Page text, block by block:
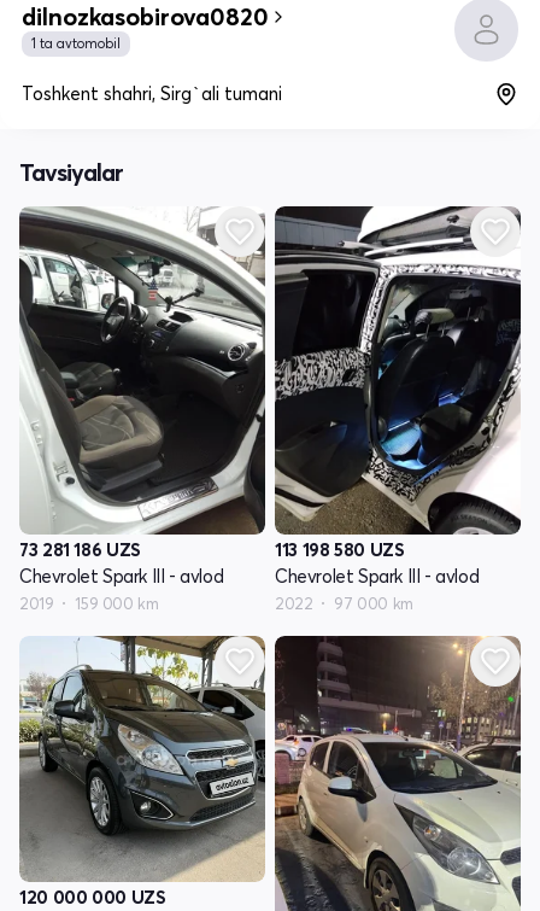
dilnozkasobirova0820
1 ta avtomobil
Toshkent shahri, Sirg`ali tumani
Tavsiyalar
73 281 186 UZS
Chevrolet Spark III - avlod
2019 159 000 km
113 198 580 UZS
Chevrolet Spark III - avlod
2022 97 000 km
120 000 000 UZS